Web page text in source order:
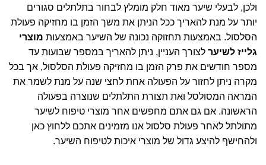
ולכן, לבעלי שיער מאוד חלק מומלץ לבחור בתלתלים סגורים
יותר על מנת להאריך ככל הניתן את משך הזמן בו מחזיקה פעולת
הסלסול. באמצעות תחזוקה נכונה של השיער באמצעות מוצרי
גלייז לשיער לצורך העניין, ניתן להאריך במספר שבועות עד
מספר חודשים את פרק הזמן בו מחזיקה פעולת הסלסול, אך בכל
מקרה ניתן לחזור על הפעולה אחת לחצי שנה על מנת לשמר את
המראה המסולסל ואת תצורת התלתלים שנוצרה בפעולה
הראשונה. אם גם אתם מחפשים אחר מוצרי טיפוח לשיער
מתולתל לאחר פעולת סלסול אנו מזמינים אתכם ללחוץ כאן
ולהחישף להיצע גדול של מוצרי איכות לטיפוח השיער.